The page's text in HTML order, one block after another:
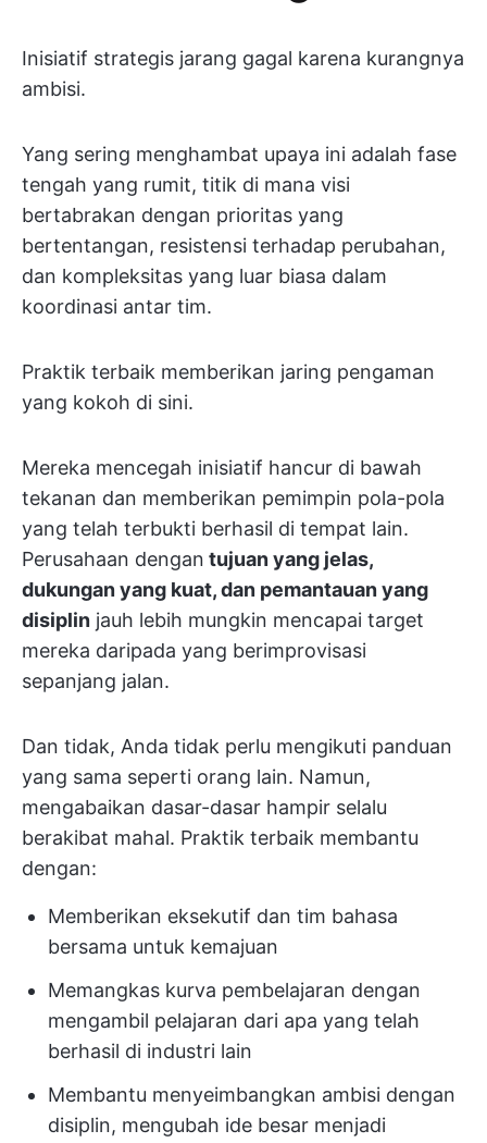
Inisiatif strategis jarang gagal karena kurangnya
ambisi.
Yang sering menghambat upaya ini adalah fase
tengah yang rumit, titik di mana visi
bertabrakan dengan prioritas yang
bertentangan, resistensi terhadap perubahan,
dan kompleksitas yang luar biasa dalam
koordinasi antar tim.
Praktik terbaik memberikan jaring pengaman
yang kokoh di sini.
Mereka mencegah inisiatif hancur di bawah
tekanan dan memberikan pemimpin pola-pola
yang telah terbukti berhasil di tempat lain.
Perusahaan dengan tujuan yang jelas,
dukungan yang kuat, dan pemantauan yang
disiplin jauh lebih mungkin mencapai target
mereka daripada yang berimprovisasi
sepanjang jalan.
Dan tidak, Anda tidak perlu mengikuti panduan
yang sama seperti orang lain. Namun,
mengabaikan dasar-dasar hampir selalu
berakibat mahal. Praktik terbaik membantu
dengan:
Memberikan eksekutif dan tim bahasa
bersama untuk kemajuan
Memangkas kurva pembelajaran dengan
mengambil pelajaran dari apa yang telah
berhasil di industri lain
Membantu menyeimbangkan ambisi dengan
disiplin, mengubah ide besar menjadi